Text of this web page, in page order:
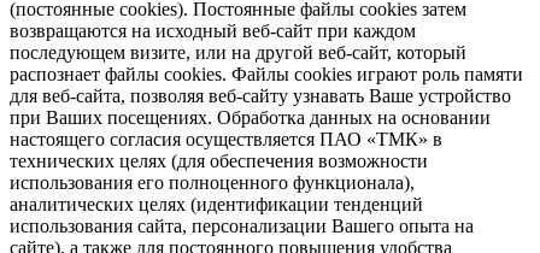
(постоянные cookies). Постоянные файлы cookies затем
возвращаются на исходный веб-сайт при каждом
последующем визите, или на другой веб-сайт, который
распознает файлы cookies. Файлы cookies играют роль памяти
для веб-сайта, позволяя веб-сайту узнавать Ваше устройство
при Ваших посещениях. Обработка данных на основании
настоящего согласия осуществляется ПАО «ТМК» в
технических целях (для обеспечения возможности
использования его полноценного функционала),
аналитических целях (идентификации тенденций
использования сайта, персонализации Вашего опыта на
сайте), а также для постоянного повышения удобства